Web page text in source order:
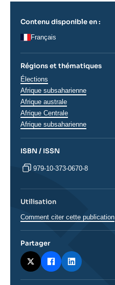
Contenu disponible en :
Français
Régions et thématiques
Thématiques
analyses
Élections
Afrique subsaharienne
Régions
Afrique australe
Afrique Centrale
Afrique subsaharienne
ISBN / ISSN
979-10-373-0670-8
Utilisation
Comment citer cette publication
Partager